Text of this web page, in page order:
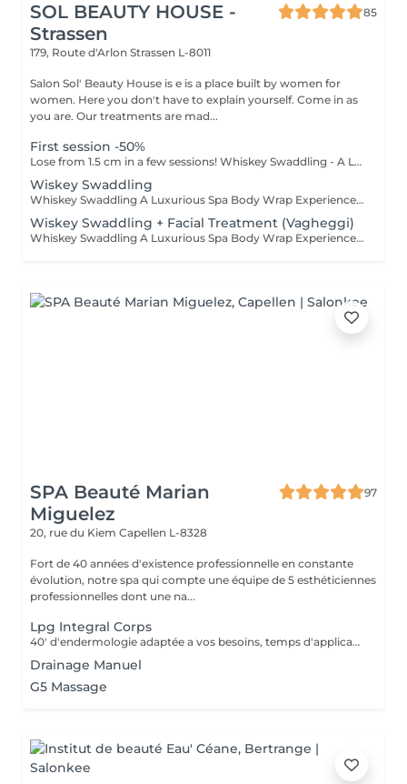
SOL BEAUTY HOUSE -
Strassen
85
179, Route d'Arlon Strassen L-8011
Salon Sol' Beauty House is e is a place built by women for
women. Here you don't have to explain yourself. Come in as
you are. Our treatments are mad...
First session -50%
Lose from 1.5 cm in a few sessions! Whiskey Swaddling - A Luxurious Spa Body Wrap Experience Looking to indulge and see real results? Our Whiskey Swaddling is more than just a body wrap it's a full-body ritual designed to detox, tone, and deeply nourish your skin. We tailor the wrap to your needs using active-rich formulas, then wrap you in bandages, film, and warmth to boost results. The gentle contrast in temperature combined with potent actives works wonders and the results speak for themselves: Benefits: Body detox & inch loss Firmer, smoother skin Improved tone & circulation Want to elevate your experience? Add face treatment during the wrapping and a lymphatic drainage massage after the wrap to boost detox, enhance circulation, and double the impact of your treatment. Turn this time into a full-body experience!
Wiskey Swaddling
Whiskey Swaddling A Luxurious Spa Body Wrap Experience Looking to indulge and see real results? Our Whiskey Swaddling is more than just a body wrap it's a full-body ritual designed to detox, tone, and deeply nourish your skin. We tailor the wrap to your needs using active-rich formulas, then wrap you in bandages, film, and warmth to boost results. The gentle contrast in temperature combined with potent actives works wonders and the results speak for themselves: Benefits: Body detox & inch loss Firmer, smoother skin Improved tone & circulation
Wiskey Swaddling + Facial Treatment (Vagheggi)
Whiskey Swaddling A Luxurious Spa Body Wrap Experience Looking to indulge and see real results? Our Whiskey Swaddling is more than just a body wrap it's a full-body ritual designed to detox, tone, and deeply nourish your skin. We tailor the wrap to your needs using active-rich formulas, then wrap you in bandages, film, and warmth to boost results. The gentle contrast in temperature combined with potent actives works wonders and the results speak for themselves: Benefits: Body detox & inch loss Firmer, smoother skin Improved tone & circulation Want to elevate your experience? While your body unwinds, why not treat your face too? We recommend a nourishing facial using Vagheggi professional skincare.
SPA Beauté Marian
Miguelez
97
20, rue du Kiem Capellen L-8328
Fort de 40 années d'existence professionnelle en constante
évolution, notre spa qui compte une équipe de 5 esthéticiennes
professionnelles dont une na...
Lpg Integral Corps
40' d'endermologie adaptée a vos besoins, temps d'application de crème avant/après et enfilage endermowear inclus.
Drainage Manuel
G5 Massage